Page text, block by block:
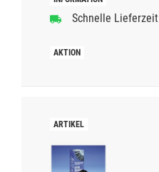
Schnelle Lieferzeit